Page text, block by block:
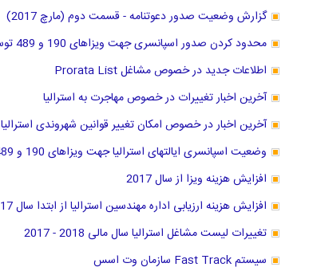
گزارش وضعیت صدور دعوتنامه - قسمت دوم (مارچ 2017)
محدود کردن صدور اسپانسری جهت ویزاهای 190 و 489 توسط تعدادی از ایالتها
اطلاعات جدید در خصوص مشاغل Prorata List
آخرین اخبار تغییرات در خصوص مهاجرت به استرالیا
آخرین اخبار در خصوص امکان تغییر قوانین شهروندی استرالیا
وضعیت اسپانسری ایالتهای استرالیا جهت ویزاهای 190 و 489
افزایش هزینه ویزا از سال 2017
افزایش هزینه ارزیابی اداره مهندسین استرالیا از ابتدا سال 2017
تغییرات لیست مشاغل استرالیا سال مالی 2018 - 2017
سیستم Fast Track سازمان وت اسس